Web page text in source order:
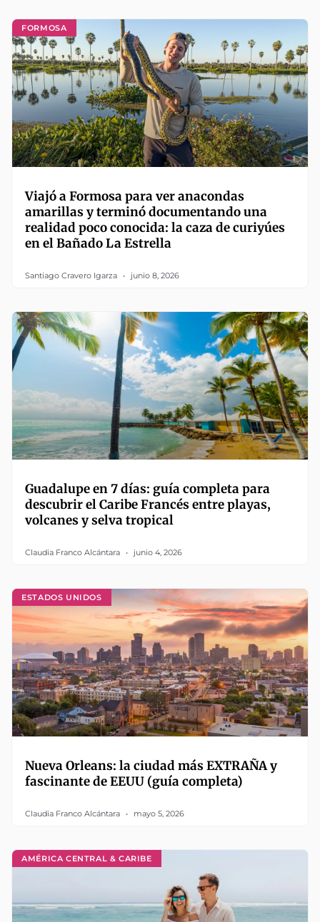
FORMOSA
Viajó a Formosa para ver anacondas
amarillas y terminó documentando una
realidad poco conocida: la caza de curiyúes
en el Bañado La Estrella
Santiago Cravero Igarza junio 8, 2026
Guadalupe en 7 días: guía completa para
descubrir el Caribe Francés entre playas,
volcanes y selva tropical
Claudia Franco Alcántara junio 4, 2026
ESTADOS UNIDOS
Nueva Orleans: la ciudad más EXTRAÑA y
fascinante de EEUU (guía completa)
Claudia Franco Alcántara mayo 5, 2026
AMÉRICA CENTRAL & CARIBE